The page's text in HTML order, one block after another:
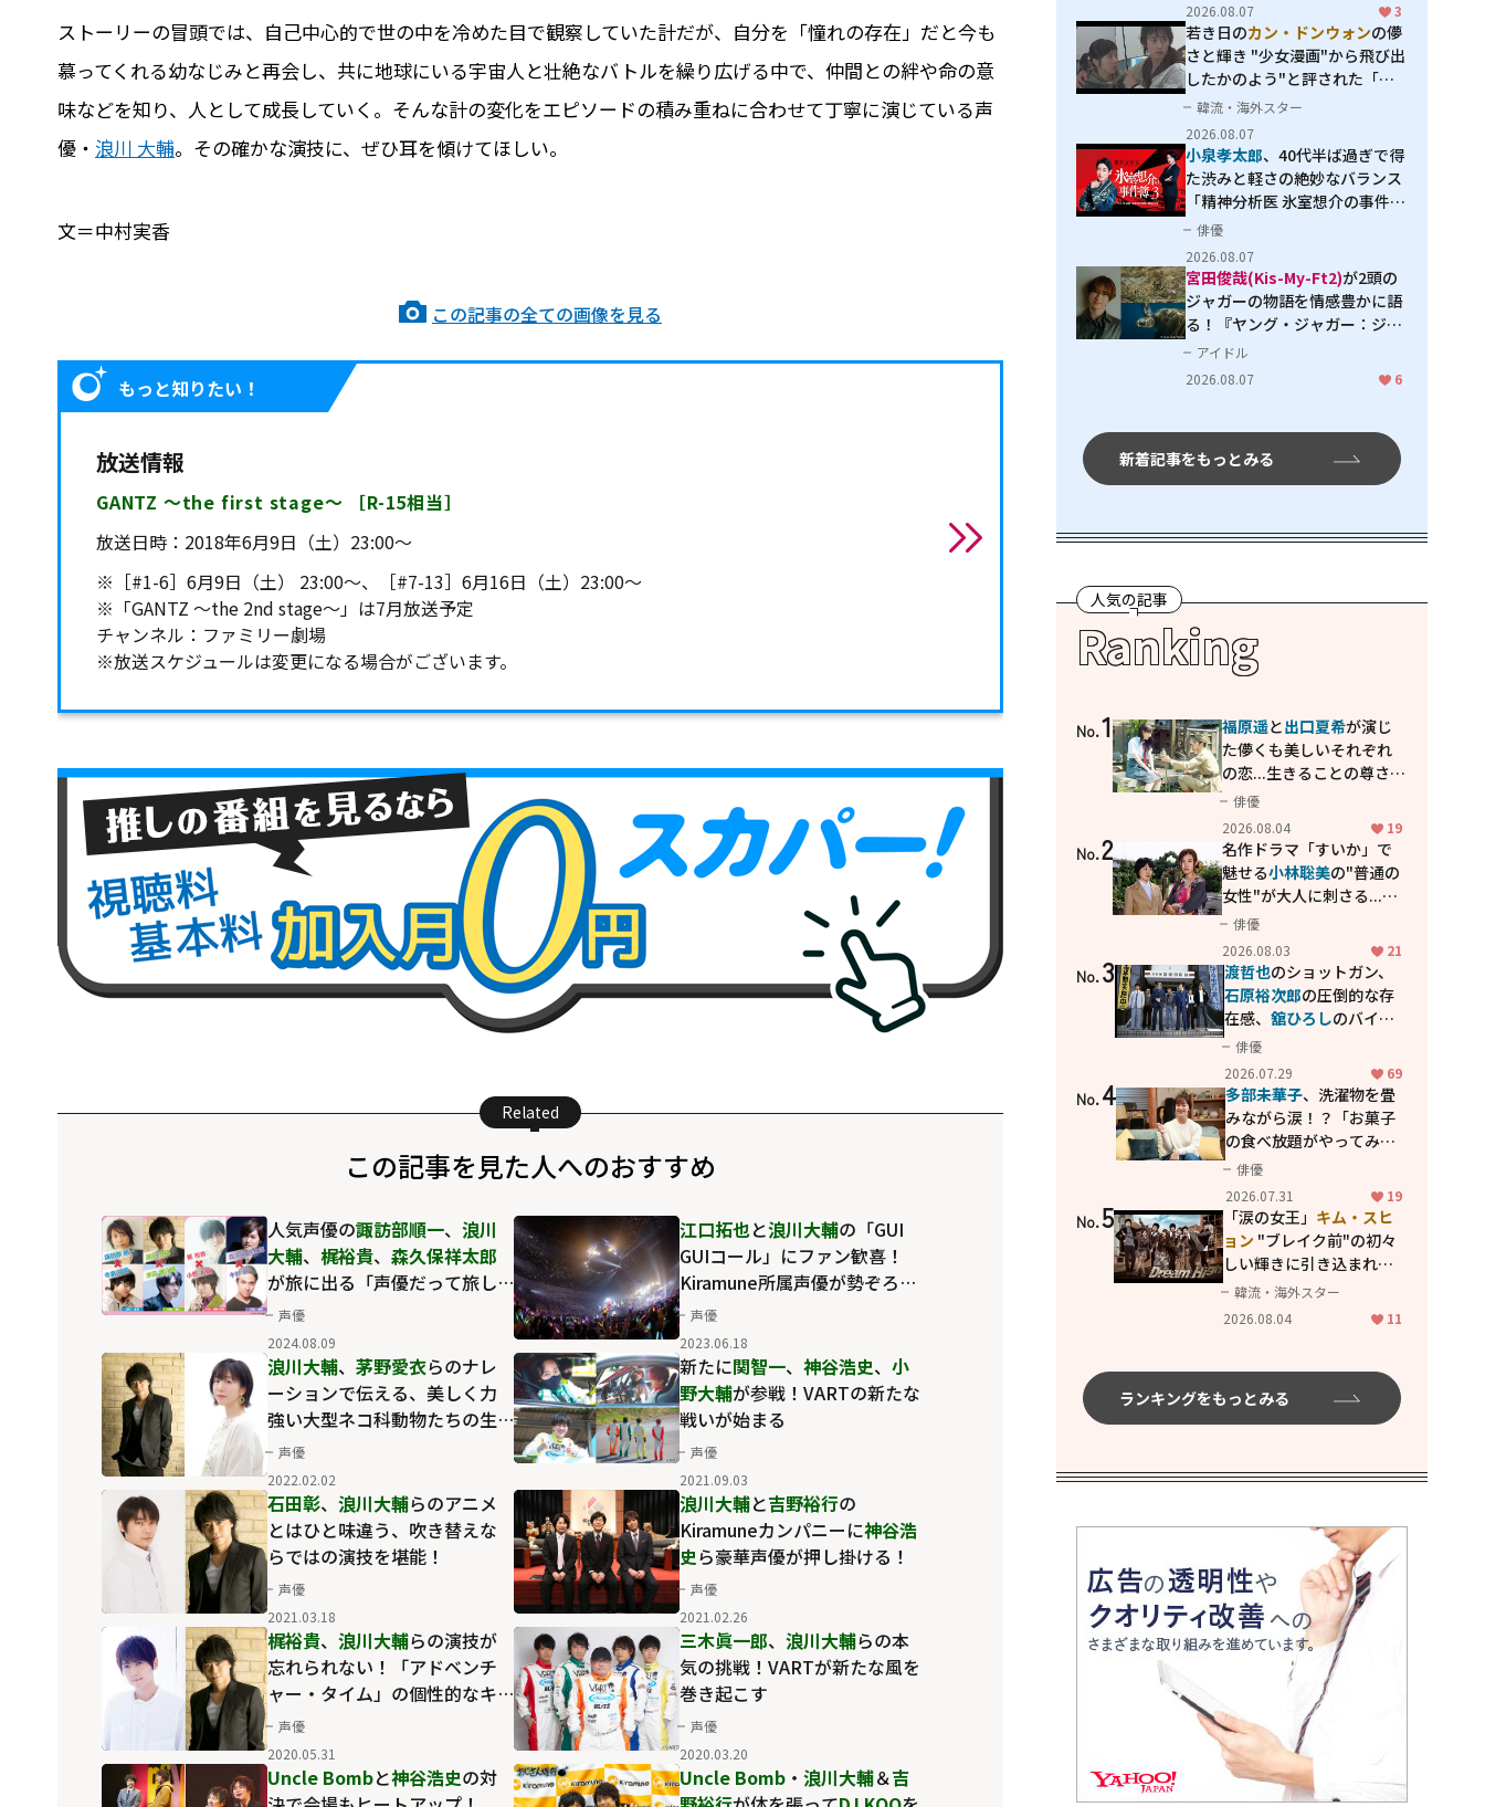
ストーリーの冒頭では、自己中心的で世の中を冷めた目で観察していた計だが、自分を「憧れの存在」だと今も
慕ってくれる幼なじみと再会し、共に地球にいる宇宙人と壮絶なバトルを繰り広げる中で、仲間との絆や命の意
味などを知り、人として成長していく。そんな計の変化をエピソードの積み重ねに合わせて丁寧に演じている声
優・ 浪川 大輔。その確かな演技に、ぜひ耳を傾けてほしい。
文＝中村実香
この記事の全ての画像を見る
もっと知りたい！
放送情報
GANTZ ～the first stage～ ［R-15相当］
放送日時： 2018年6月9日（土）23:00～
※［#1-6］6月9日（土） 23:00～、［#7-13］6月16日（土）23:00～
※「GANTZ ～the 2nd stage～」は7月放送予定
チャンネル：ファミリー劇場
※放送スケジュールは変更になる場合がございます。
Related
この記事を見た人へのおすすめ
⼈気声優の諏訪部順⼀、 浪川
⼤輔、 梶裕貴、 森久保祥太郎
が旅に出る「声優だって旅し
ます the 3rd」＜2019年製作・
放送＞を放送開始！
声優
2024.08.09
江口拓也と浪川大輔の「GUI
GUIコール」にファン歓喜！
Kiramune所属声優が勢ぞろい
の「Kiramune Music Festival
2023」
声優
2023.06.18
浪川大輔、 茅野愛衣らのナレ
ーションで伝える、美しく力
強い大型ネコ科動物たちの生
態声優
2022.02.02
新たに関智一、 神谷浩史、 小
野大輔が参戦！VARTの新たな
戦いが始まる
声優
2021.09.03
石田彰、 浪川大輔らのアニメ
とはひと味違う、吹き替えな
らではの演技を堪能！
声優
2021.03.18
浪川大輔と吉野裕行の
Kiramuneカンパニーに神谷浩
史ら豪華声優が押し掛ける！
声優
2021.02.26
梶裕貴、 浪川大輔らの演技が
忘れられない！「アドベンチ
ャー・タイム」の個性的なキ
ャラクターが大集合
声優
2020.05.31
三木眞一郎、 浪川大輔らの本
気の挑戦！VARTが新たな風を
巻き起こす
声優
2020.03.20
Uncle Bombと神谷浩史の対
Uncle Bomb ・ 浪川大輔＆吉
2026.08.07
3
若き日のカン・ドンウォンの儚
さと輝き "少女漫画"から飛び出
したかのよう"と評された「オ
オカミの誘惑」
韓流・海外スター
2026.08.07
小泉孝太郎、40代半ば過ぎで得
た渋みと軽さの絶妙なバランス
「精神分析医 氷室想介の事件簿
３」で見せる進化
俳優
2026.08.07
宮田俊哉(Kis-My-Ft2)が2頭の
ジャガーの物語を情感豊かに語
る！『ヤング・ジャガー：ジャ
ングル王への道』『ジャガーと
ウミガメの物語：熱帯林の守護
アイドル
2026.08.07
6
新着記事をもっとみる
人気の記事
Ranking
No.1 福原遥と出口夏希が演じ
た儚くも美しいそれぞれ
の恋...生きることの尊さを
教えてくれた映画「あの
花が咲く丘で、君とまた出
会えたら。」
俳優
2026.08.04
19
No.2
名作ドラマ「すいか」で
魅せる小林聡美の"普通の
女性"が大人に刺さる...映
画「かもめ食堂」にも通
じる静かな芝居
俳優
2026.08.03
21
No.3 渡哲也のショットガン、
石原裕次郎の圧倒的な存
在感、舘ひろしのバイク
アクション！"大門軍
団"のカッコよさが詰まっ
た「西部警察 PART-II」
俳優
2026.07.29
69
No.4 多部未華子、洗濯物を畳
みながら涙！？「お菓子
の食べ放題がやってみた
い」ハンディファン4台の
暑さ対策も明かす
俳優
2026.07.31
19
No.5 「涙の女王」 キム・スヒ
ョン "ブレイク前"の初々
しい輝きに引き込まれ
る...2PM テギョン
共演の青春名作「ドリー
韓流・海外スター
2026.08.04
11
ランキングをもっとみる